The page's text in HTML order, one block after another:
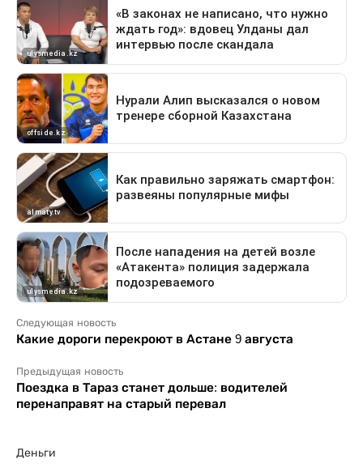
Следующая новость
Какие дороги перекроют в Астане 9 августа
Предыдущая новость
Поездка в Тараз станет дольше: водителей
перенаправят на старый перевал
Деньги